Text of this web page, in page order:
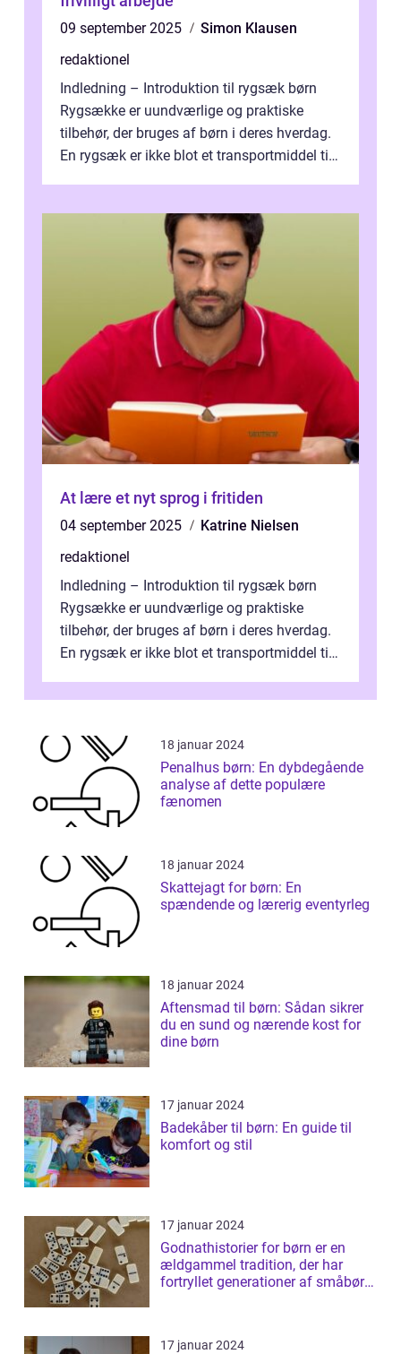
09 september 2025
Simon Klausen
redaktionel
Indledning – Introduktion til rygsæk børn
Rygsække er uundværlige og praktiske
tilbehør, der bruges af børn i deres hverdag.
En rygsæk er ikke blot et transportmiddel til
At lære et nyt sprog i fritiden
04 september 2025
Katrine Nielsen
redaktionel
Indledning – Introduktion til rygsæk børn
Rygsække er uundværlige og praktiske
tilbehør, der bruges af børn i deres hverdag.
En rygsæk er ikke blot et transportmiddel til
18 januar 2024
Penalhus børn: En dybdegående
analyse af dette populære
fænomen
18 januar 2024
Skattejagt for børn: En
spændende og lærerig eventyrleg
18 januar 2024
Aftensmad til børn: Sådan sikrer
du en sund og nærende kost for
dine børn
17 januar 2024
Badekåber til børn: En guide til
komfort og stil
17 januar 2024
Godnathistorier for børn er en
ældgammel tradition, der har
fortryllet generationer af småbørn
17 januar 2024